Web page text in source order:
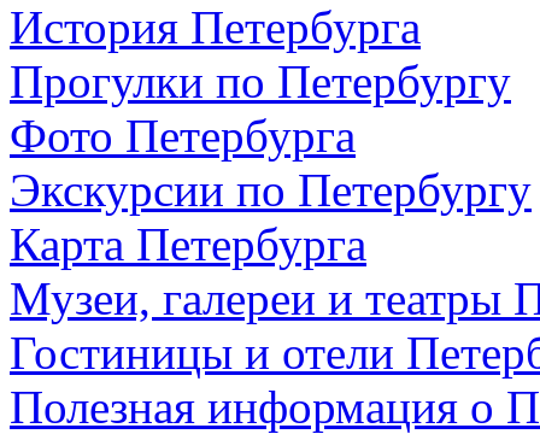
История Петербурга
Прогулки по Петербургу
Фото Петербурга
Экскурсии по Петербургу
Карта Петербурга
Музеи, галереи и театры
Гостиницы и отели
Полезная информация о